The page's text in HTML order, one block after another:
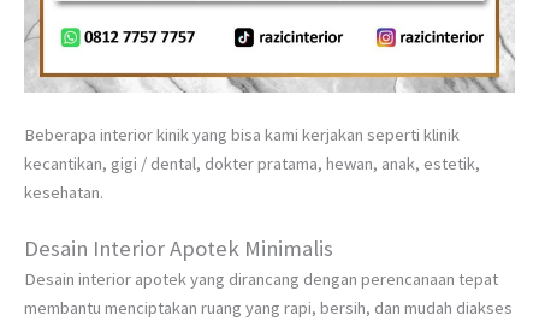
Beberapa interior kinik yang bisa kami kerjakan seperti klinik
kecantikan, gigi / dental, dokter pratama, hewan, anak, estetik,
kesehatan.
Desain Interior Apotek Minimalis
Desain interior apotek yang dirancang dengan perencanaan tepat
membantu menciptakan ruang yang rapi, bersih, dan mudah diakses